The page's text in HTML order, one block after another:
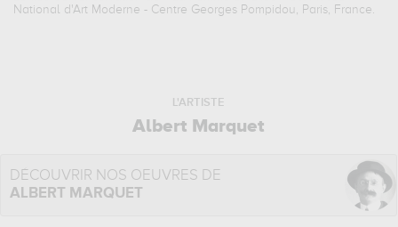
National d'Art Moderne - Centre Georges Pompidou, Paris, France.
L'ARTISTE
Albert Marquet
DÉCOUVRIR NOS OEUVRES DE
ALBERT MARQUET